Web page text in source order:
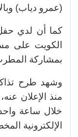
(عمرو دياب)
بمشاركة
وشهد طرح
منذ الإعلان
خلال ساعة
الإلكترونية